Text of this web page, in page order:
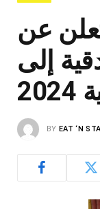
عن
إلى
BY EAT ‘N